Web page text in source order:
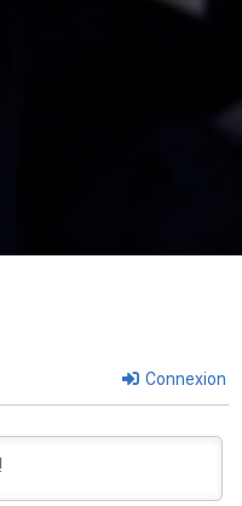
Connexion